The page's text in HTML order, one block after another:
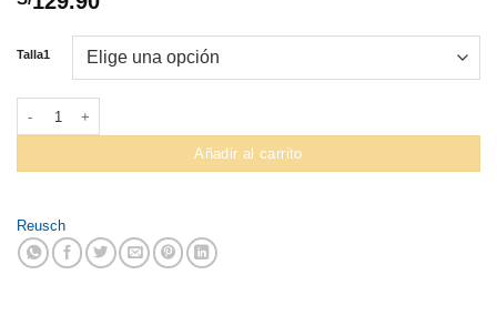
Talla1
Añadir al carrito
Reusch